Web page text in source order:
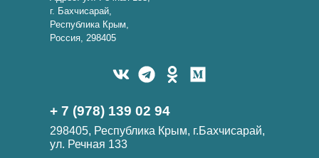
г. Бахчисарай,
Республика Крым,
Россия, 298405
+ 7 (978) 139 02 94
298405, Республика Крым, г.Бахчисарай,
ул. Речная 133